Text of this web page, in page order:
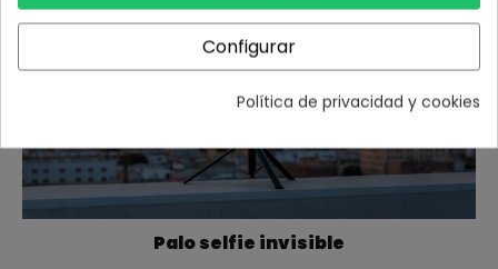
Palo selfie invisible
Configurar
Política de privacidad y cookies